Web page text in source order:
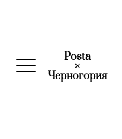
Posta
×
Черногория